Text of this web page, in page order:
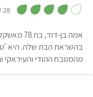
28 דירוגים
אמה בן-
בהשראת הבת שלה. היא
מהמטבח ההודי והעיראקי